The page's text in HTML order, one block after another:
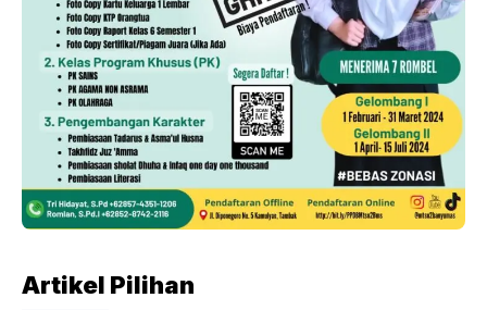
Artikel Pilihan